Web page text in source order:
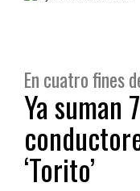
En cuatro fines
Ya suman
‘Torito’